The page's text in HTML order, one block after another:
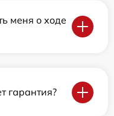
меня о ходе
гарантия?